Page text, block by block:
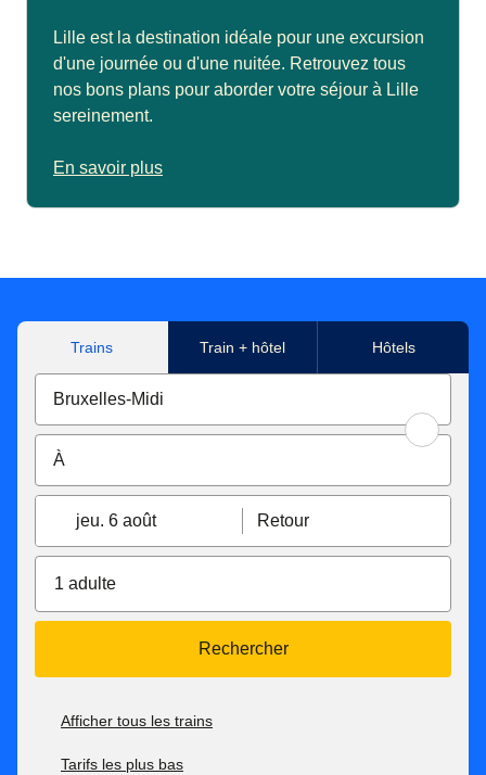
Lille est la destination idéale pour une excursion
d'une journée ou d'une nuitée. Retrouvez tous
nos bons plans pour aborder votre séjour à Lille
sereinement.
En savoir plus
Trains Train + hôtel Hôtels
jeu. 6 août Retour
1 adulte
Rechercher
Afficher tous les trains
Tarifs les plus bas